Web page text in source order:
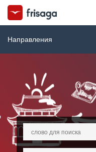
Направления